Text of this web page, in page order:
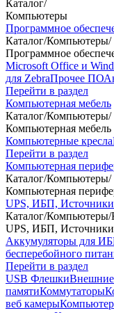
Каталог/
Компьютеры
Программное
Каталог/Компьютеры/
Программное
Microsoft Office и
для ZebraПрочее ПО
Перейти в раздел
Компьютерная мебель
Каталог/Компьютеры/
Компьютерная мебель
Компьютерные кресла
Перейти в раздел
Компьютерная
Каталог/Компьютеры/
Компьютерная
UPS, ИБП, Источники
Каталог/Компьютеры/
UPS, ИБП, Источники
Аккумуляторы для
бесперебойного
Перейти в раздел
USB ФлешкиВнешние
памятиКоммутаторы
веб камеры